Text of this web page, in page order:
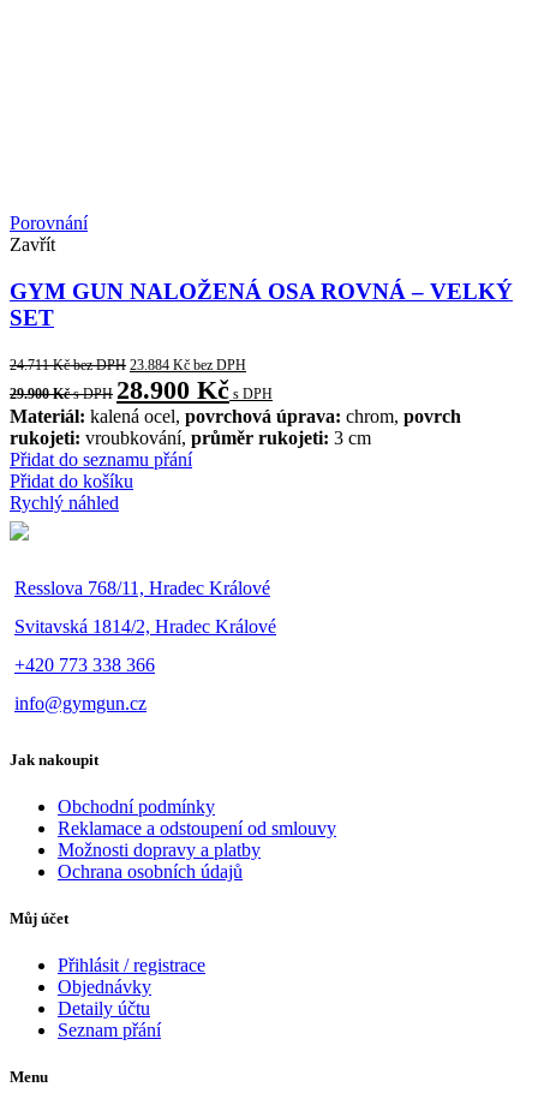
Porovnání
Zavřít
GYM GUN NALOŽENÁ OSA ROVNÁ – VELKÝ
SET
24.711Kčbez DPH 23.884 Kč bez DPH
29.900Kčs DPH 28.900 Kč s DPH
Materiál: kalená ocel, povrchová úprava: chrom, povrch
rukojeti: vroubkování, průměr rukojeti: 3 cm
Přidat do seznamu přání
Přidat do košíku
Rychlý náhled
Resslova 768/11, Hradec Králové
Svitavská 1814/2, Hradec Králové
+420 773 338 366
info@gymgun.cz
Jak nakoupit
Obchodní podmínky
Reklamace a odstoupení od smlouvy
Možnosti dopravy a platby
Ochrana osobních údajů
Můj účet
Přihlásit / registrace
Objednávky
Detaily účtu
Seznam přání
Menu